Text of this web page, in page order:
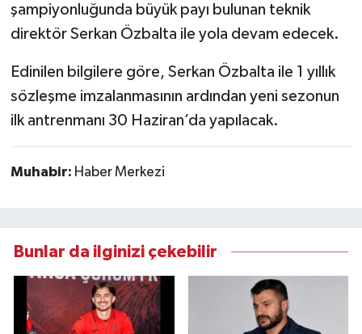
şampiyonluğunda büyük payı bulunan teknik
direktör Serkan Özbalta ile yola devam edecek.
Edinilen bilgilere göre, Serkan Özbalta ile 1 yıllık
sözleşme imzalanmasının ardından yeni sezonun
ilk antrenmanı 30 Haziran’da yapılacak.
Muhabir: Haber Merkezi
Bunlar da ilginizi çekebilir
Osmancık
Uğurludağ